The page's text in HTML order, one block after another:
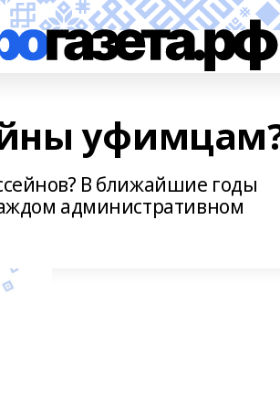
В ближайшие годы
административном